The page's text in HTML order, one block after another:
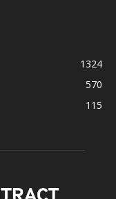
1324
570
115